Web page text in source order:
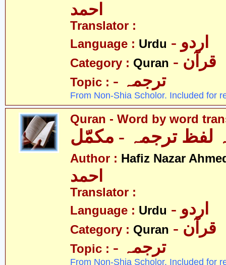
احمد
Translator :
Language : Urdu - اردو
Category : Quran - قرآن
Topic : - ترجمہ
From Non-Shia Scholor. Included for
Quran - Word by word
لفظ ترجمہ - مکمّل
Author : Hafiz Nazar
احمد
Translator :
Language : Urdu - اردو
Category : Quran - قرآن
Topic : - ترجمہ
From Non-Shia Scholor. Included for